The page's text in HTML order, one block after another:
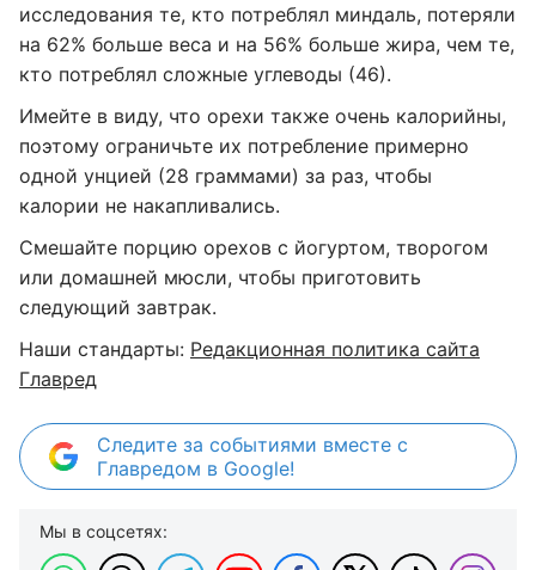
исследования те, кто потреблял миндаль, потеряли
на 62% больше веса и на 56% больше жира, чем те,
кто потреблял сложные углеводы (46).
Имейте в виду, что орехи также очень калорийны,
поэтому ограничьте их потребление примерно
одной унцией (28 граммами) за раз, чтобы
калории не накапливались.
Смешайте порцию орехов с йогуртом, творогом
или домашней мюсли, чтобы приготовить
следующий завтрак.
Наши стандарты: Редакционная политика сайта
Главред
Следите за событиями вместе с
Главредом в Google!
Мы в соцсетях: